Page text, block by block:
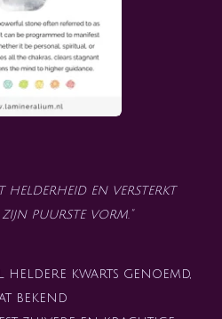
helderheid en versterkt
puurste vorm."
heldere kwarts genoemd,
bekend